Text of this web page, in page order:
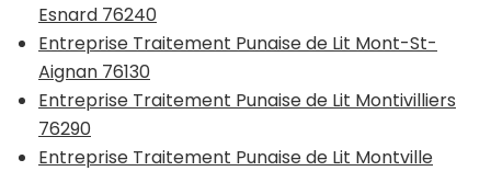
Esnard 76240
Entreprise Traitement Punaise de Lit Mont-St-
Aignan 76130
Entreprise Traitement Punaise de Lit Montivilliers
76290
Entreprise Traitement Punaise de Lit Montville